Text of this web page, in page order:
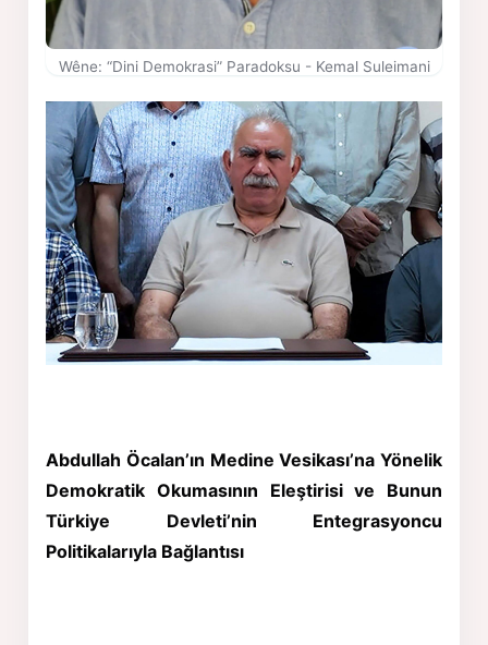
Wêne: “Dini Demokrasi” Paradoksu - Kemal Suleimani
Abdullah Öcalan’ın Medine Vesikası’na Yönelik
Demokratik Okumasının Eleştirisi ve Bunun
Türkiye Devleti’nin Entegrasyoncu
Politikalarıyla Bağlantısı